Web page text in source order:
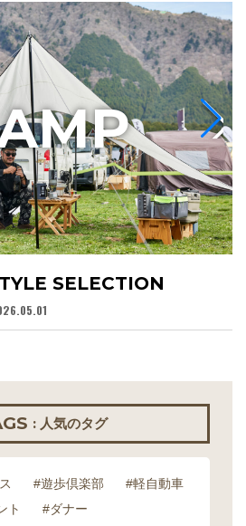
SELECTION
: 人気のタグ
#遊歩倶楽部
#軽自動車
ト
#ダナー